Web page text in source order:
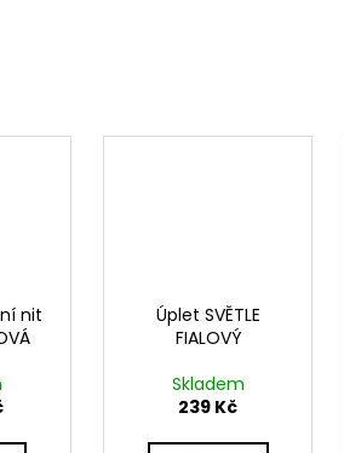
nit
Úplet SVĚTLE
FIALOVÝ
Skladem
239 Kč